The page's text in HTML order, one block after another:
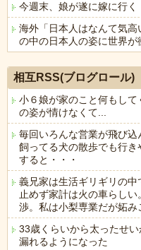
今週末、娘が遂に嫁に行く
海外「日本人はなんて気
の中の日本人の姿に世界が
相互RSS(ブログロール)
小６娘が家のこと何もし
の姿が情けなくて...
毎回いろんな営業が飛び
飼ってる犬の散歩でも行
すると・・・
義兄家は生活ギリギリの
止めず家計は火の車らし
渉。私は小梨専業だが妬
33歳くらいから太ったせ
漏れるようになった